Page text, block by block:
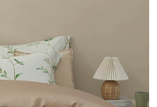
帳號之用戶狀況，依本公司即
之情形，本公司將視審查結果
冊。若發現惡意使用之情形，
用額度並採取法律行動。